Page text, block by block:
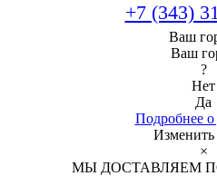
+7 (343)
Ваш
Ваш
?
Нет
Да
Подробнее о
Изменить
×
МЫ ДОСТАВЛЯЕМ